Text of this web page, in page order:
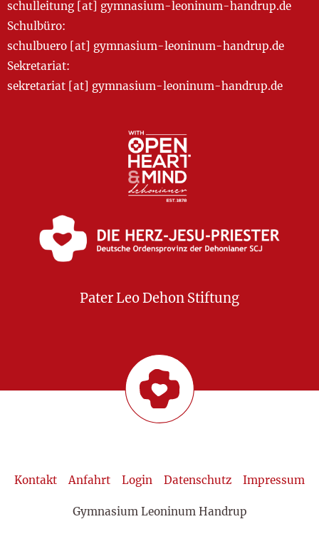
schulleitung [at] gymnasium-leoninum-handrup.de
Schulbüro:
schulbuero [at] gymnasium-leoninum-handrup.de
Sekretariat:
sekretariat [at] gymnasium-leoninum-handrup.de
Pater Leo Dehon Stiftung
Kontakt Anfahrt Login Datenschutz Impressum
Gymnasium Leoninum Handrup